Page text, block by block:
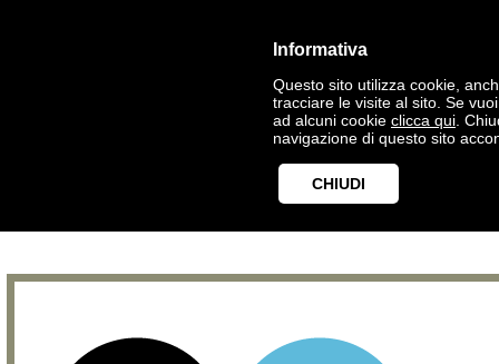
Informativa
Questo sito utilizza cookie,
tracciare le visite al sito. Se
ad alcuni cookie clicca qui .
navigazione di questo sito
CHIUDI